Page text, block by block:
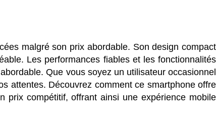
malgré son prix abordable. Son design compact
Les performances fiables et les fonctionnalités
Que vous soyez un utilisateur occasionnel
attentes. Découvrez comment ce smartphone offre
prix compétitif, offrant ainsi une expérience mobile